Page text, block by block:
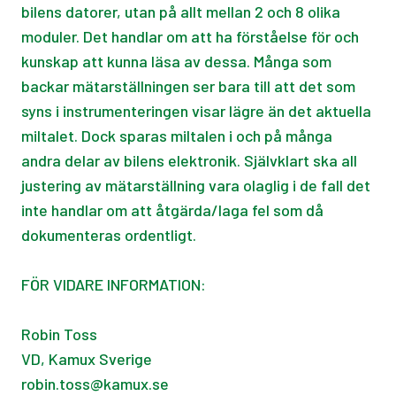
bilens datorer, utan på allt mellan 2 och 8 olika
moduler. Det handlar om att ha förståelse för och
kunskap att kunna läsa av dessa. Många som
backar mätarställningen ser bara till att det som
syns i instrumenteringen visar lägre än det aktuella
miltalet. Dock sparas miltalen i och på många
andra delar av bilens elektronik. Självklart ska all
justering av mätarställning vara olaglig i de fall det
inte handlar om att åtgärda/laga fel som då
dokumenteras ordentligt.
​FÖR VIDARE INFORMATION:
Robin Toss
VD, Kamux Sverige
robin.toss@kamux.se